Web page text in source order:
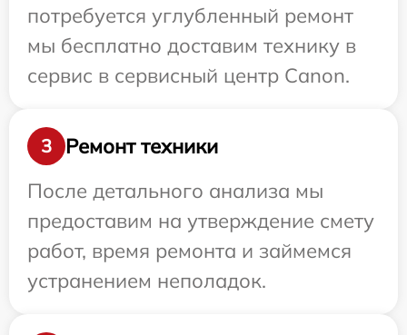
потребуется углубленный ремонт
мы бесплатно доставим технику в
сервис в сервисный центр Canon.
3
Ремонт техники
После детального анализа мы
предоставим на утверждение смету
работ, время ремонта и займемся
устранением неполадок.